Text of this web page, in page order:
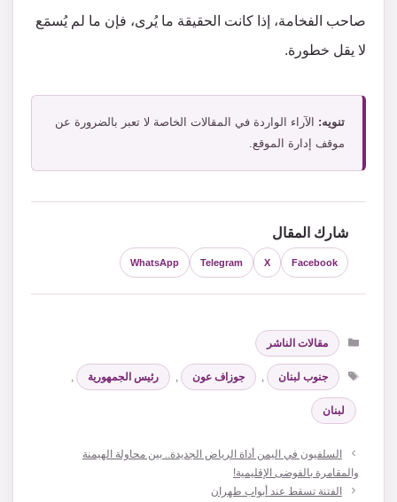
صاحب الفخامة، إذا كانت الحقيقة ما يُرى، فإن ما لم يُسمَع
لا يقل خطورة.
تنويه: الآراء الواردة في المقالات الخاصة لا تعبر بالضرورة عن
موقف إدارة الموقع.
شارك المقال
Facebook
X
Telegram
WhatsApp
التصنيفات
مقالات الناشر
الوسوم
جنوب لبنان جوزاف عون رئيس الجمهورية
لبنان
السلفيون في اليمن أداة الرياض الجديدة.. بين محاولة الهيمنة
والمقامرة بالفوضى الإقليمية!
الفتنة تسقط عند أبواب طهران